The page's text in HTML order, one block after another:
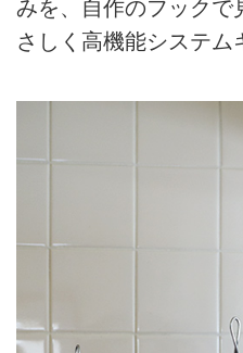
みを、自作のフックで
さしく高機能システム